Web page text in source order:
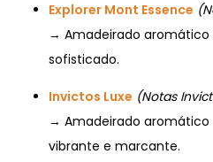
Explorer Mont Essence
→ Amadeirado
sofisticado.
Invictos Luxe (Notas
→ Amadeirado
vibrante e marcante.